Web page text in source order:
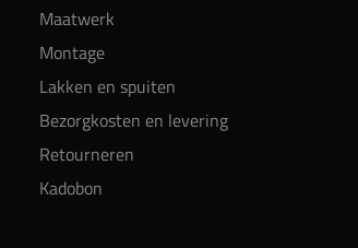
Maatwerk
Montage
Lakken en spuiten
Bezorgkosten en levering
Retourneren
Kadobon